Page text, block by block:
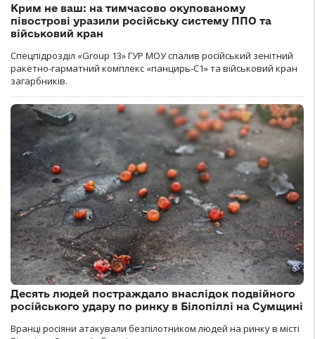
Крим не ваш: на тимчасово окупованому
півострові уразили російську систему ППО та
військовий кран
Спецпідрозділ «Group 13» ГУР МОУ спалив російський зенітний
ракетно-гарматний комплекс «панцирь-С1» та військовий кран
загарбників.
Десять людей постраждало внаслідок подвійного
російського удару по ринку в Білопіллі на Сумщині
Вранці росіяни атакували безпілотником людей на ринку в місті